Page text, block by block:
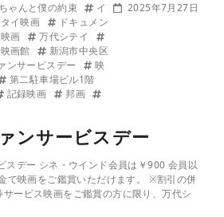
ゃんと僕の約束
イ
タイ映画
ドキュメン
画
万代シテイ
画館
新潟市中央区
ンサービスデー
映
第二駐車場ビル1階
記録映画
邦画
2025年7月27日
ンサービスデー
スデー シネ・ウインド会員は￥900 会員以
で映画をご鑑賞いただけます。 ※割引の併
ービス映画をご鑑賞の方に限り、万代シ